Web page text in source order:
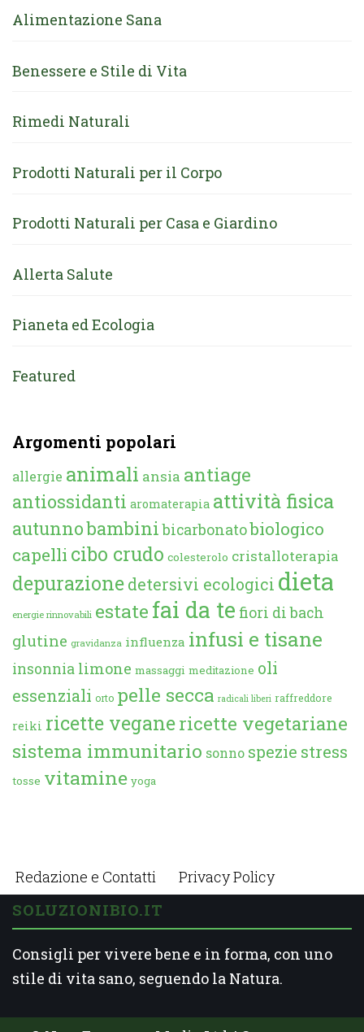
Alimentazione Sana
Benessere e Stile di Vita
Rimedi Naturali
Prodotti Naturali per il Corpo
Prodotti Naturali per Casa e Giardino
Allerta Salute
Pianeta ed Ecologia
Featured
Argomenti popolari
allergie animali ansia antiage
antiossidanti aromaterapia attività fisica
autunnobambini bicarbonatobiologico
capelli cibo crudo colesterolo cristalloterapia
depurazione detersivi ecologici dieta
energie rinnovabili estate fai da te fiori di bach
glutine gravidanza influenza infusi e tisane
insonnia limone massaggi meditazione oli
essenziali orto pelle secca radicali liberi raffreddore
reiki ricette veganericette vegetariane
sistema immunitario sonno spezie stress
tosse vitamine yoga
Redazione e Contatti Privacy Policy
SOLUZIONIBIO.IT
Consigli per vivere bene e in forma, con uno
stile di vita sano, seguendo la Natura.